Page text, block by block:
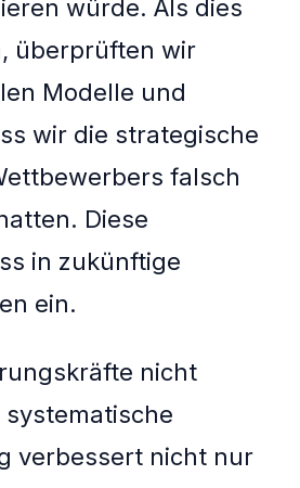
würde. Als dies
überprüften wir
Modelle und
wir die strategische
falsch
Diese
in zukünftige
ein.
nicht
verbessert nicht nur